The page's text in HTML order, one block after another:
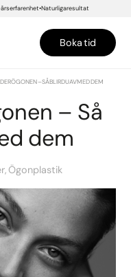
erfarenhet Naturliga resultat
Boka tid
ÖGONEN – SÅ BLIR DU AV MED DEM
– Så
dem
Ögonplastik